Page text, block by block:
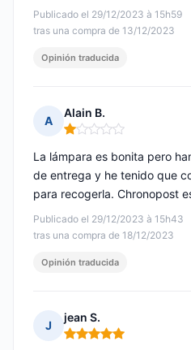
Publicado el 29/12/2023 à 15h59
tras una compra de 13/12/2023
Opinión traducida
A
Alain B.
Nota: 1 de 5
Publicado el 29/12/2023 à 15h43
tras una compra de 18/12/2023
La lámpara es bonita pero
de entrega y he tenido que
para recogerla. Chronopost
Opinión traducida
J
jean S.
Nota: 5 de 5